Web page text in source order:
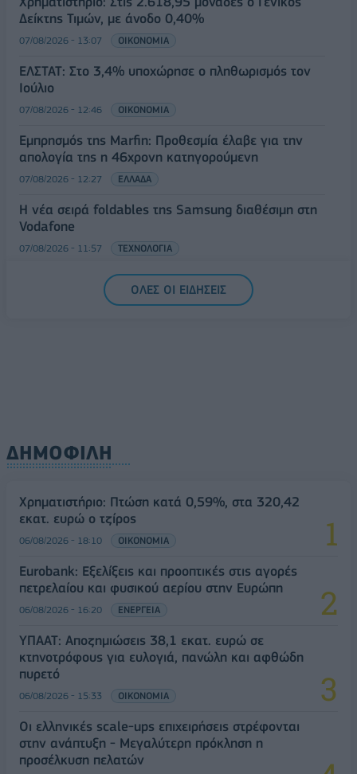
Δείκτης Τιμών, με άνοδο 0,40%
07/08/2026 - 13:07 ΟΙΚΟΝΟΜΙΑ
ΕΛΣΤΑΤ: Στο 3,4% υποχώρησε ο πληθωρισμός τον
Ιούλιο
07/08/2026 - 12:46 ΟΙΚΟΝΟΜΙΑ
Εμπρησμός της Marfin: Προθεσμία έλαβε για την
απολογία της η 46χρονη κατηγορούμενη
07/08/2026 - 12:27 ΕΛΛΑΔΑ
Η νέα σειρά foldables της Samsung διαθέσιμη στη
Vodafone
07/08/2026 - 11:57 ΤΕΧΝΟΛΟΓΙΑ
ΟΛΕΣ ΟΙ ΕΙΔΗΣΕΙΣ
ΔΗΜΟΦΙΛΗ
Χρηματιστήριο: Πτώση κατά 0,59%, στα 320,42
εκατ. ευρώ ο τζίρος
06/08/2026 - 18:10 ΟΙΚΟΝΟΜΙΑ
Eurobank: Εξελίξεις και προοπτικές στις αγορές
πετρελαίου και φυσικού αερίου στην Ευρώπη
06/08/2026 - 16:20 ΕΝΕΡΓΕΙΑ
ΥΠΑΑΤ: Αποζημιώσεις 38,1 εκατ. ευρώ σε
κτηνοτρόφους για ευλογιά, πανώλη και αφθώδη
πυρετό
06/08/2026 - 15:33 ΟΙΚΟΝΟΜΙΑ
Οι ελληνικές scale-ups επιχειρήσεις στρέφονται
στην ανάπτυξη - Μεγαλύτερη πρόκληση η
προσέλκυση πελατών